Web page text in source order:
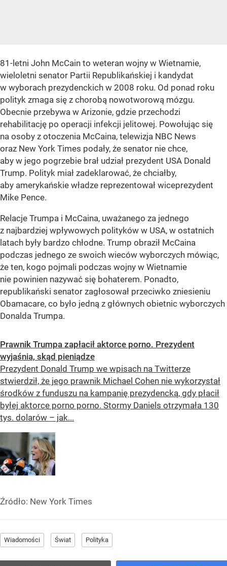
81-letni John McCain to weteran wojny w Wietnamie,
wieloletni senator Partii Republikańskiej i kandydat
w wyborach prezydenckich w 2008 roku. Od ponad roku
polityk zmaga się z chorobą nowotworową mózgu.
Obecnie przebywa w Arizonie, gdzie przechodzi
rehabilitację po operacji infekcji jelitowej. Powołując się
na osoby z otoczenia McCaina, telewizja NBC News
oraz New York Times podały, że senator nie chce,
aby w jego pogrzebie brał udział prezydent USA Donald
Trump. Polityk miał zadeklarować, że chciałby,
aby amerykańskie władze reprezentował wiceprezydent
Mike Pence.
Relacje Trumpa i McCaina, uważanego za jednego
z najbardziej wpływowych polityków w USA, w ostatnich
latach były bardzo chłodne. Trump obraził McCaina
podczas jednego ze swoich wieców wyborczych mówiąc,
że ten, kogo pojmali podczas wojny w Wietnamie
nie powinien nazywać się bohaterem. Ponadto,
republikański senator zagłosował przeciwko zniesieniu
Obamacare, co było jedną z głównych obietnic wyborczych
Donalda Trumpa.
Prawnik Trumpa zapłacił aktorce porno. Prezydent
wyjaśnia, skąd pieniądze
Prezydent Donald Trump we wpisach na Twitterze
stwierdził, że jego prawnik Michael Cohen nie wykorzystał
środków z funduszu na kampanię prezydencką, gdy płacił
byłej aktorce porno porno. Stormy Daniels otrzymała 130
tys. dolarów – jak...
Źródło: New York Times
Wiadomości Świat Polityka